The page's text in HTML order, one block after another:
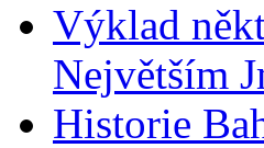
Výklad
Největším
Historie